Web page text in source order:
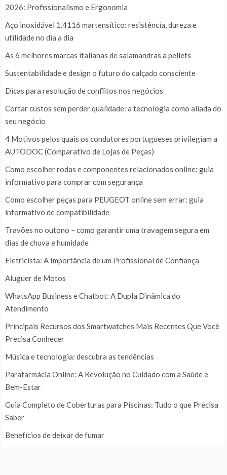
2026: Profissionalismo e Ergonomia
Aço inoxidável 1.4116 martensítico: resistência, dureza e
utilidade no dia a dia
As 6 melhores marcas italianas de salamandras a pellets
Sustentabilidade e design o futuro do calçado consciente
Dicas para resolução de conflitos nos negócios
Cortar custos sem perder qualidade: a tecnologia como aliada do
seu negócio
4 Motivos pelos quais os condutores portugueses privilegiam a
AUTODOC (Comparativo de Lojas de Peças)
Como escolher rodas e componentes relacionados online: guia
informativo para comprar com segurança
Como escolher peças para PEUGEOT online sem errar: guia
informativo de compatibilidade
Travões no outono – como garantir uma travagem segura em
dias de chuva e humidade
Eletricista: A Importância de um Profissional de Confiança
Aluguer de Motos
WhatsApp Business e Chatbot: A Dupla Dinâmica do
Atendimento
Principais Recursos dos Smartwatches Mais Recentes Que Você
Precisa Conhecer
Música e tecnologia: descubra as tendências
Parafarmácia Online: A Revolução no Cuidado com a Saúde e
Bem-Estar
Guia Completo de Coberturas para Piscinas: Tudo o que Precisa
Saber
Benefícios de deixar de fumar